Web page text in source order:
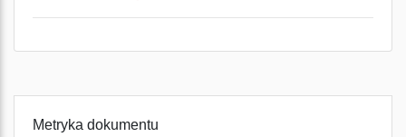
Metryka dokumentu